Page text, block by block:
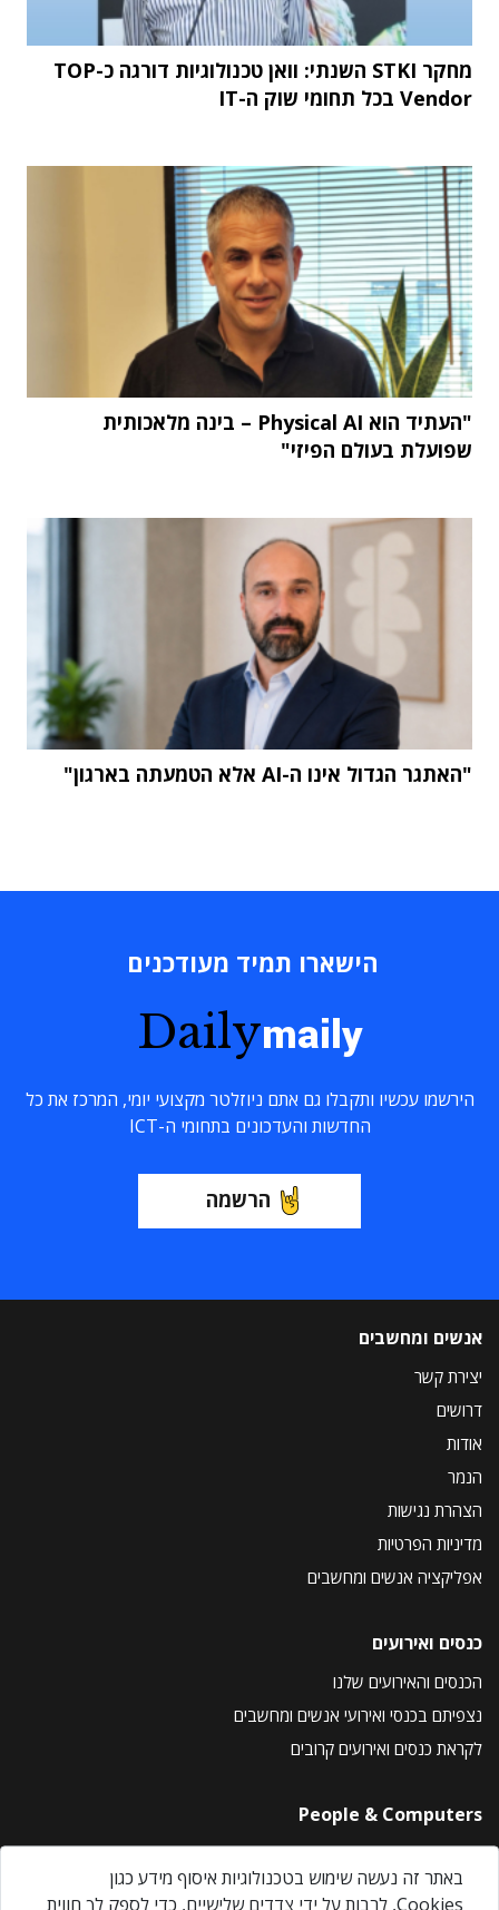
מחקר STKI השנתי: וואן טכנולוגיות דורגה כ-TOP
Vendor בכל תחומי שוק ה-IT
"העתיד הוא Physical AI – בינה מלאכותית
שפועלת בעולם הפיזי"
"האתגר הגדול אינו ה-AI אלא הטמעתה בארגון"
הישארו תמיד מעודכנים
Dailymaily
הירשמו עכשיו ותקבלו גם אתם ניוזלטר מקצועי יומי, המרכז את כל
החדשות והעדכונים בתחומי ה-ICT
הרשמה
אנשים ומחשבים
יצירת קשר
דרושים
אודות
הנמר
הצהרת נגישות
מדיניות הפרטיות
אפליקציה אנשים ומחשבים
כנסים ואירועים
הכנסים והאירועים שלנו
נצפיתם בכנסי ואירועי אנשים ומחשבים
לקראת כנסים ואירועים קרובים
People & Computers
About Us
Privacy Policy
באתר זה נעשה שימוש בטכנולוגיות איסוף מידע כגון
Cookies, לרבות על ידי צדדים שלישיים, כדי לספק לך חווית